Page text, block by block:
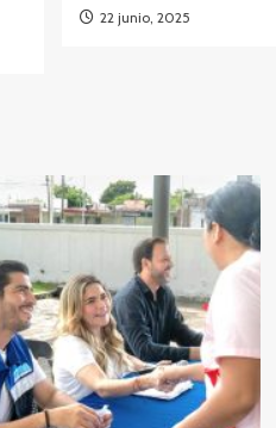
22 junio, 2025